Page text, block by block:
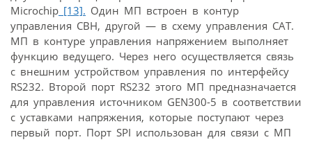
Microchip [13]. Один МП встроен в контур
управления СВН, другой — в схему управления САТ.
МП в контуре управления напряжением выполняет
функцию ведущего. Через него осуществляется связь
с внешним устройством управления по интерфейсу
RS232. Второй порт RS232 этого МП предназначается
для управления источником GEN300-5 в соответствии
с уставками напряжения, которые поступают через
первый порт. Порт SPI использован для связи с МП